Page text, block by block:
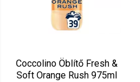
Coccolino Öblítő Fresh &
Soft Orange Rush 975ml